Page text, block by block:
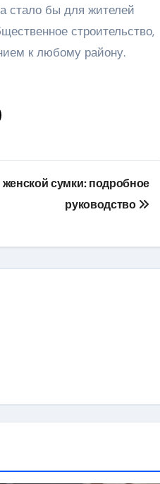
стало бы для жителей
строительство,
к любому району.
сумки: подробное
руководство